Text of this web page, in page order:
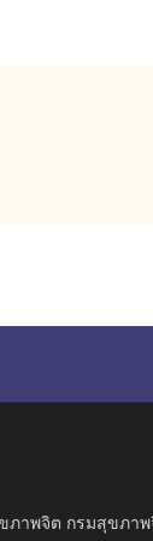
าพจิต กรมสุขภาพ